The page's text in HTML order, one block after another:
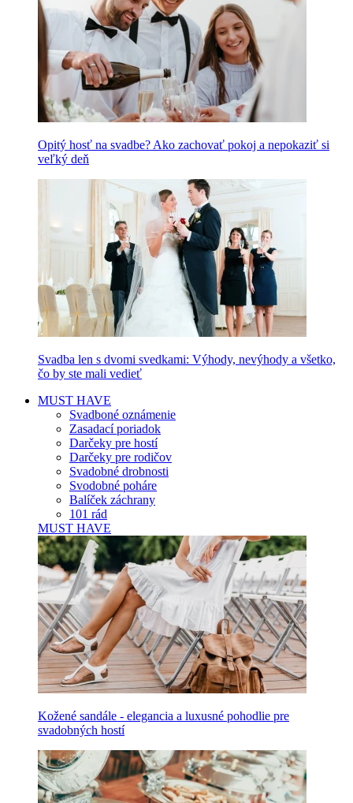
Opitý hosť na svadbe? Ako zachovať pokoj a nepokaziť si
veľký deň
Svadba len s dvomi svedkami: Výhody, nevýhody a všetko,
čo by ste mali vedieť
MUST HAVE
Svadboné oznámenie
Zasadací poriadok
Darčeky pre hostí
Darčeky pre rodičov
Svadobné drobnosti
Svodobné poháre
Balíček záchrany
101 rád
MUST HAVE
Kožené sandále - elegancia a luxusné pohodlie pre
svadobných hostí